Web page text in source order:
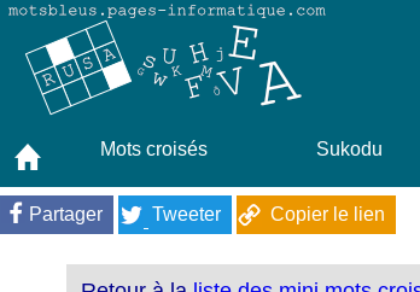
Mots croisés Sukodu
Partager Tweeter Copier le lien